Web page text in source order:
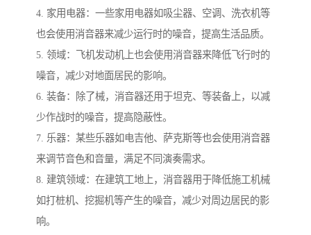
4. 家用电器：一些家用电器如吸尘器、空调、洗衣机等
也会使用消音器来减少运行时的噪音，提高生活品质。
5. 领域：飞机发动机上也会使用消音器来降低飞行时的
噪音，减少对地面居民的影响。
6. 装备：除了械，消音器还用于坦克、等装备上，以减
少作战时的噪音，提高隐蔽性。
7. 乐器：某些乐器如电吉他、萨克斯等也会使用消音器
来调节音色和音量，满足不同演奏需求。
8. 建筑领域：在建筑工地上，消音器用于降低施工机械
如打桩机、挖掘机等产生的噪音，减少对周边居民的影
响。